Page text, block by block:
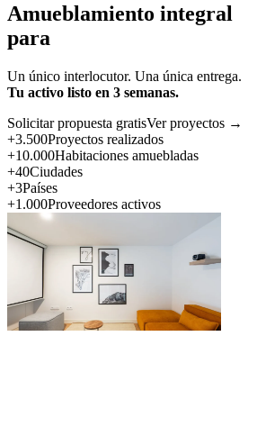
Amueblamiento integral
para
Un único interlocutor. Una única entrega.
Tu activo listo en 3 semanas.
Solicitar propuesta gratisVer proyectos →
+3.500Proyectos realizados
+10.000Habitaciones amuebladas
+40Ciudades
+3Países
+1.000Proveedores activos